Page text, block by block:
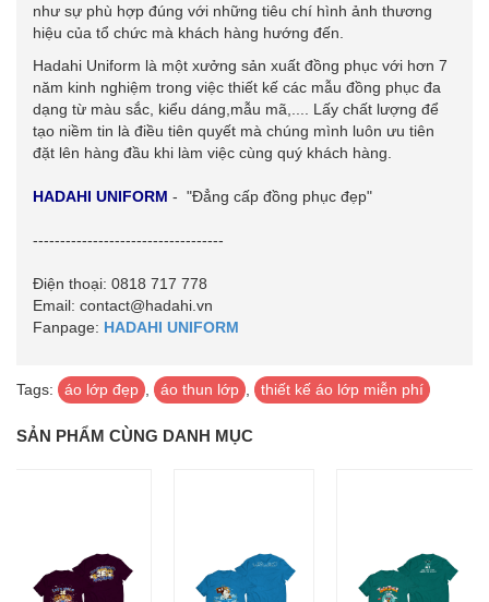
như sự phù hợp đúng với những tiêu chí hình ảnh thương
hiệu của tổ chức mà khách hàng hướng đến.
Hadahi Uniform là một xưởng sản xuất đồng phục với hơn 7
năm kinh nghiệm trong việc thiết kế các mẫu đồng phục đa
dạng từ màu sắc, kiểu dáng,mẫu mã,.... Lấy chất lượng để
tạo niềm tin là điều tiên quyết mà chúng mình luôn ưu tiên
đặt lên hàng đầu khi làm việc cùng quý khách hàng.
HADAHI UNIFORM - "Đẳng cấp đồng phục đẹp"
-----------------------------------
Điện thoại: 0818 717 778
Email: contact@hadahi.vn
Fanpage: HADAHI UNIFORM
Tags: áo lớp đẹp áo thun lớp thiết kế áo lớp miễn phí
SẢN PHẨM CÙNG DANH MỤC